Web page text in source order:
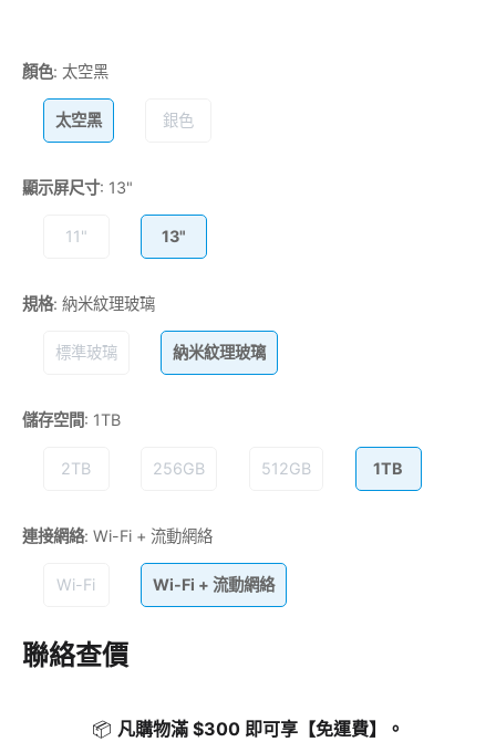
顏色: 太空黑
太空黑 銀色
顯示屏尺寸: 13"
11" 13"
規格: 納米紋理玻璃
標準玻璃 納米紋理玻璃
儲存空間: 1TB
2TB 256GB 512GB 1TB
連接網絡: Wi-Fi + 流動網絡
Wi-Fi Wi-Fi + 流動網絡
聯絡查價
📦 凡購物滿 $300 即可享 【免運費】 。